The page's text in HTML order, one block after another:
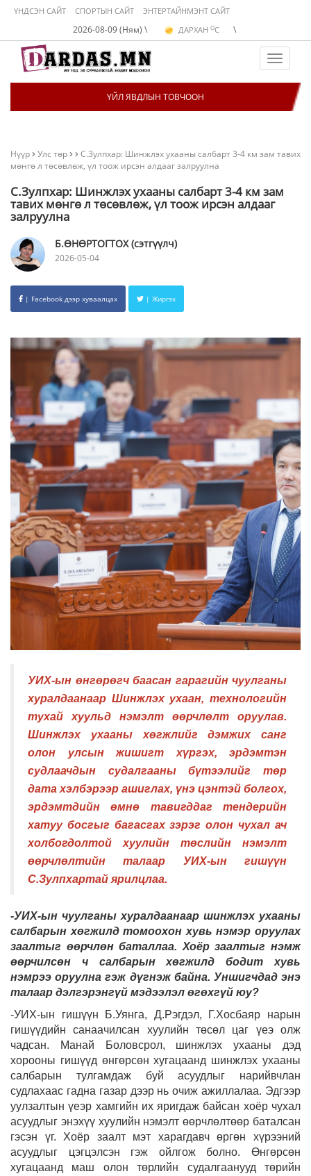
ҮНДСЭН САЙТ СПОРТЫН САЙТ ЭНТЕРТАЙНМЭНТ САЙТ
2026-08-09 (Ням) \ ДАРХАН OC
ЭРДЭНЭТ C
\
Toggle
ҮЙЛ ЯВДЛЫН ТОВЧООН
Нүүр Улс төр
С.Зулпхар: Шинжлэх ухааны салбарт 3-4 км зам тавих
мөнгө л төсөвлөж, үл тоож ирсэн алдааг залруулна
С.Зулпхар: Шинжлэх ухааны салбарт 3-4 км зам
тавих мөнгө л төсөвлөж, үл тоож ирсэн алдааг
залруулна
Б.ӨНӨРТОГТОХ (сэтгүүлч)
2026-05-04
| Facebook дээр хуваалцах | Жиргэх
УИХ-ын өнгөрөгч баасан гарагийн чуулганы
хуралдаанаар Шинжлэх ухаан, технологийн
тухай хуульд нэмэлт өөрчлөлт оруулав.
Шинжлэх ухааны хөгжлийг дэмжих санг
олон улсын жишигт хүргэх, эрдэмтэн
судлаачдын судалгааны бүтээлийг төр
дата хэлбэрээр ашиглах, үнэ цэнтэй болгох,
эрдэмтдийн өмнө тавигддаг тендерийн
хатуу босгыг багасгах зэрэг олон чухал ач
холбогдолтой хуулийн төслийн нэмэлт
өөрчлөлтийн талаар УИХ-ын гишүүн
С.Зулпхартай ярилцлаа.
-УИХ-ын чуулганы хуралдаанаар шинжлэх ухааны
салбарын хөгжилд томоохон хувь нэмэр оруулах
заалтыг өөрчлөн баталлаа. Хоёр заалтыг нэмж
өөрчилсөн ч салбарын хөгжилд бодит хувь
нэмрээ оруулна гэж дүгнэж байна. Уншигчдад энэ
талаар дэлгэрэнгүй мэдээлэл өгөхгүй юу?
-УИХ-ын гишүүн Б.Уянга, Д.Рэгдэл, Г.Хосбаяр нарын
гишүүдийн санаачилсан хуулийн төсөл цаг үеэ олж
чадсан. Манай Боловсрол, шинжлэх ухааны дэд
хорооны гишүүд өнгөрсөн хугацаанд шинжлэх ухааны
салбарын тулгамдаж буй асуудлыг нарийвчлан
судлахаас гадна газар дээр нь очиж ажиллалаа. Эдгээр
уулзалтын үеэр хамгийн их яригдаж байсан хоёр чухал
асуудлыг энэхүү хуулийн нэмэлт өөрчлөлтөөр баталсан
гэсэн үг. Хоёр заалт мэт харагдавч өргөн хүрээний
асуудлыг цэгцэлсэн гэж ойлгож болно. Өнгөрсөн
хугацаанд маш олон төрлийн судалгаанууд төрийн